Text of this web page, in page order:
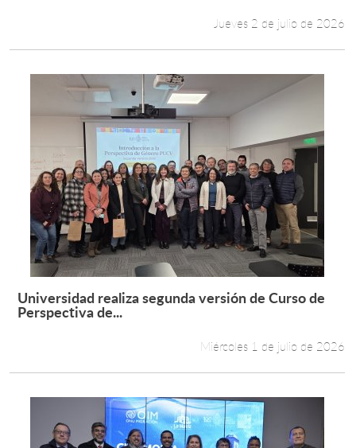
Jueves 2 de julio de 2026
Leer más +
Universidad realiza segunda versión de Curso de
Perspectiva de...
Miércoles 1 de julio de 2026